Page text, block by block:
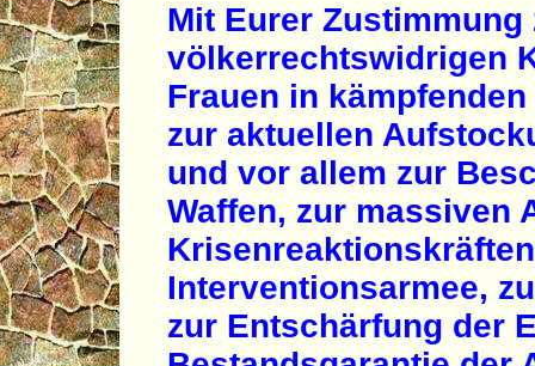
Mit Eurer
völkerrechtswidrigen
Frauen in
zur aktuellen
und vor allem zur
Waffen, zur massiven
Interventionsarmee,
zur Entschärfung der